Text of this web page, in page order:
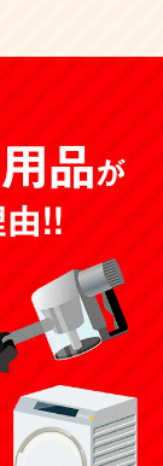
品が
！